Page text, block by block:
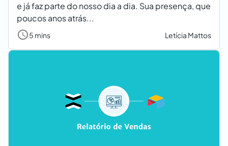
e já faz parte do nosso dia a dia. Sua presença, que
poucos anos atrás...
5 mins Letícia Mattos